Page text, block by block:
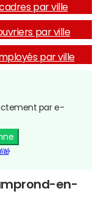
par ville
par ville
par ville
par e-
en-